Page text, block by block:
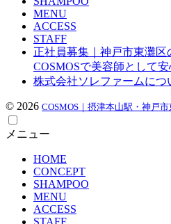
MENU
ACCESS
STAFF
正社員募集｜神戸市東灘区
COSMOSで美容師として
株式会社ソレファームにつ
© 2026 COSMOS｜摂津本山駅・神戸
メニュー
HOME
CONCEPT
SHAMPOO
MENU
ACCESS
STAFF